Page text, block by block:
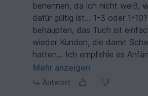
benennen, da ich nicht weiß,
dafür gültig ist… 1-3 oder 1-
behaupten, das Tuch ist
wieder Kunden, die damit
hatten… Ich empfehle es
man ist experimentierfreudig
machen. … Liebe Grüße ich
Mehr anzeigen
Antwort